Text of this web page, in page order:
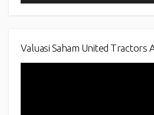
Valuasi Saham United Tractors